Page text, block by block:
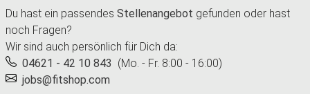
Du hast ein passendes Stellenangebot gefunden oder hast
noch Fragen?
Wir sind auch persönlich für Dich da:
04621 - 42 10 843 (Mo. - Fr. 8:00 - 16:00)
jobs@fitshop.com